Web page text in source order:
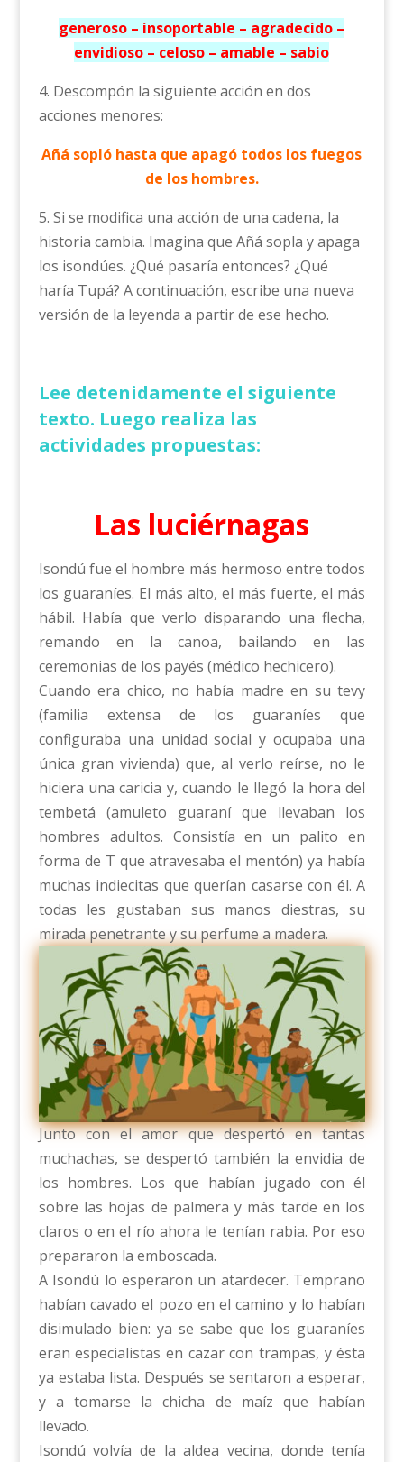
generoso – insoportable – agradecido –
envidioso – celoso – amable – sabio
4. Descompón la siguiente acción en dos
acciones menores:
Añá sopló hasta que apagó todos los fuegos
de los hombres.
5. Si se modifica una acción de una cadena, la
historia cambia. Imagina que Añá sopla y apaga
los isondúes. ¿Qué pasaría entonces? ¿Qué
haría Tupá? A continuación, escribe una nueva
versión de la leyenda a partir de ese hecho.
Lee detenidamente el siguiente
texto. Luego realiza las
actividades propuestas:
Las luciérnagas
Isondú fue el hombre más hermoso entre todos
los guaraníes. El más alto, el más fuerte, el más
hábil. Había que verlo disparando una flecha,
remando en la canoa, bailando en las
ceremonias de los payés (médico hechicero).
Cuando era chico, no había madre en su tevy
(familia extensa de los guaraníes que
configuraba una unidad social y ocupaba una
única gran vivienda) que, al verlo reírse, no le
hiciera una caricia y, cuando le llegó la hora del
tembetá (amuleto guaraní que llevaban los
hombres adultos. Consistía en un palito en
forma de T que atravesaba el mentón) ya había
muchas indiecitas que querían casarse con él. A
todas les gustaban sus manos diestras, su
mirada penetrante y su perfume a madera.
Junto con el amor que despertó en tantas
muchachas, se despertó también la envidia de
los hombres. Los que habían jugado con él
sobre las hojas de palmera y más tarde en los
claros o en el río ahora le tenían rabia. Por eso
prepararon la emboscada.
A Isondú lo esperaron un atardecer. Temprano
habían cavado el pozo en el camino y lo habían
disimulado bien: ya se sabe que los guaraníes
eran especialistas en cazar con trampas, y ésta
ya estaba lista. Después se sentaron a esperar,
y a tomarse la chicha de maíz que habían
llevado.
Isondú volvía de la aldea vecina, donde tenía